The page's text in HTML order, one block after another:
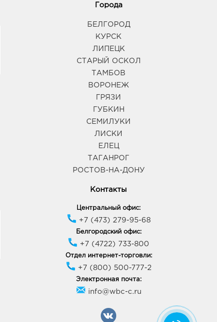
Города
БЕЛГОРОД
КУРСК
ЛИПЕЦК
СТАРЫЙ ОСКОЛ
ТАМБОВ
ВОРОНЕЖ
ГРЯЗИ
ГУБКИН
СЕМИЛУКИ
ЛИСКИ
ЕЛЕЦ
ТАГАНРОГ
РОСТОВ-НА-ДОНУ
Контакты
Центральный офис:
+7 (473) 279-95-68
Белгородский офис:
+7 (4722) 733-800
Отдел интернет-торговли:
+7 (800) 500-777-2
Электронная почта:
info@wbc-c.ru